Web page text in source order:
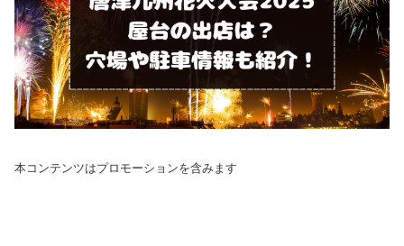
本コンテンツはプロモーションを含みます